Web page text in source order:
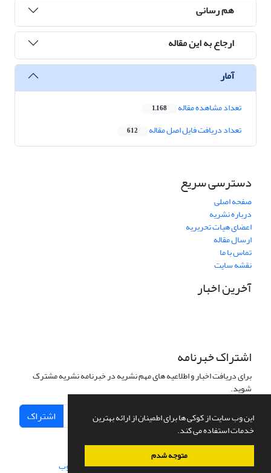
این وب سایت از کوکی ها برای اطمینان از ارائه بهترین
خدمات استفاده می کند.
متوجه شدم
هم رسانی
ارجاع به این مقاله
آمار
تعداد مشاهده مقاله 1,168
تعداد دریافت فایل اصل مقاله 612
دسترسی سریع
صفحه اصلی
درباره نشریه
اعضای هیات تحریریه
ارسال مقاله
تماس با ما
نقشه سایت
آخرین اخبار
اشتراک خبرنامه
برای دریافت اخبار و اطلاعیه های مهم نشریه در خبرنامه نشریه مشترک
شوید.
اشتراک
سامانه مدیریت نشریات علمی.طراحی و پیاده سازی از سیناوب